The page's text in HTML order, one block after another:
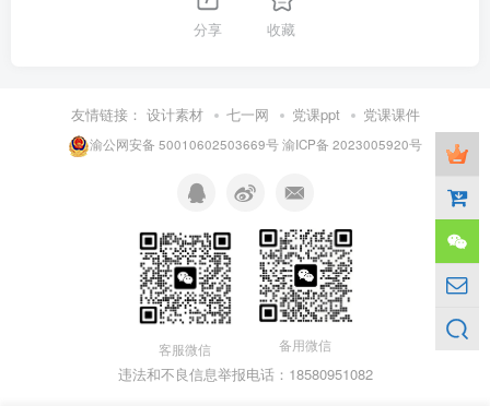
分享 收藏
友情链接： 设计素材 七一网 党课ppt 党课课件
渝公网安备 50010602503669号渝ICP备 2023005920号
客服微信 备用微信
违法和不良信息举报电话：18580951082